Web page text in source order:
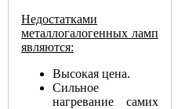
Недостатками
металлогалогенных ламп
являются:
Высокая цена.
Сильное
нагревание самих